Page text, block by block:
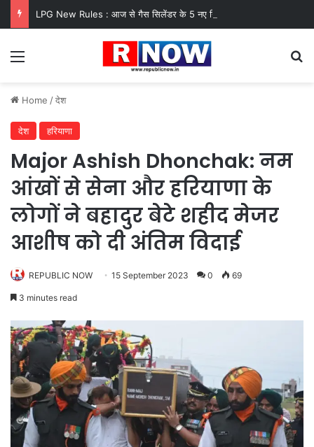
Menu
Home /देश
देश हरियाणा
Major Ashish Dhonchak: नम
आंखों से सेना और हरियाणा के
लोगों ने बहादुर बेटे शहीद मेजर
आशीष को दी अंतिम विदाई
REPUBLIC NOW 15 September 2023 0 69
3 minutes read